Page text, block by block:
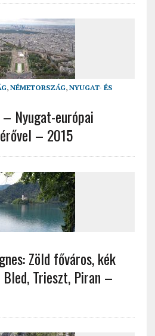
, NÉMETORSZÁG, NYUGAT- ÉS
Nyugat-európai
– 2015
Zöld főváros, kék
Trieszt, Piran –